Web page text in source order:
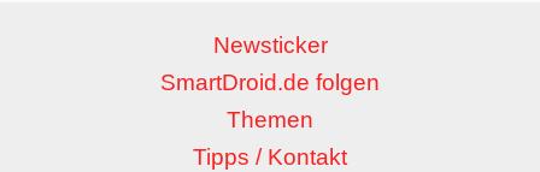
Newsticker
SmartDroid.de folgen
Themen
Tipps / Kontakt